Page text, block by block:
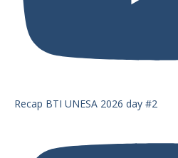
Recap BTI UNESA 2026 day #2